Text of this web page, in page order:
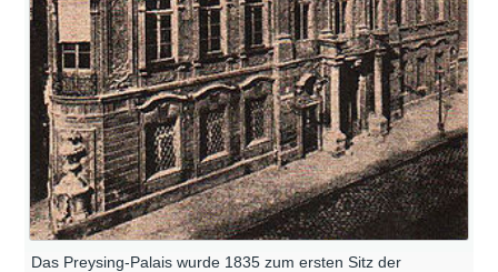
Das Preysing-Palais wurde 1835 zum ersten Sitz der